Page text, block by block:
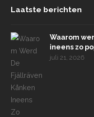
Laatste berichten
Waarom
ineens zo
juli 21, 2026